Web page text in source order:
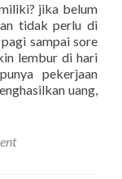
jika belum
tidak perlu di
sampai sore
lembur di hari
pekerjaan
uang,